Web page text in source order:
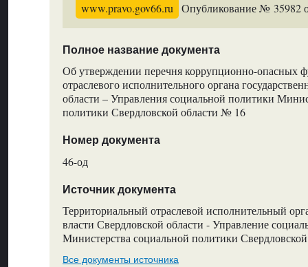
www.pravo.gov66.ru Опубликование № 35982
Полное название документа
Об утверждении перечня коррупционно-опасных
отраслевого исполнительного органа
области – Управления социальной политики
политики Свердловской области № 16
Номер документа
46-од
Источник документа
Территориальный отраслевой исполнительный
власти Свердловской области - Управление
Министерства социальной политики
Все документы источника